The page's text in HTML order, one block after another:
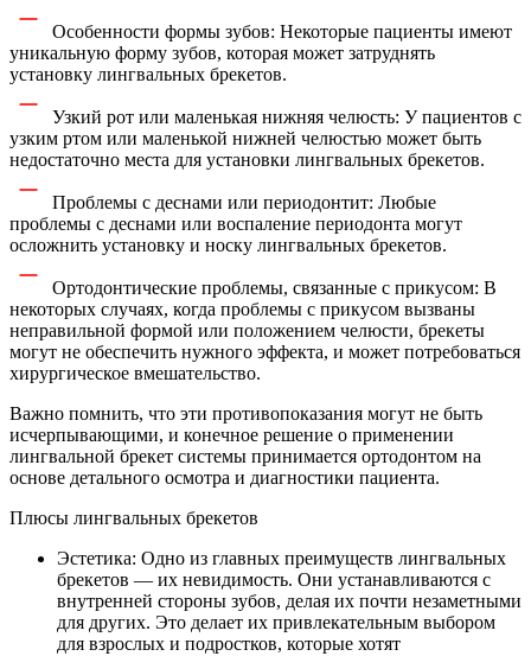
Особенности формы зубов: Некоторые пациенты имеют
уникальную форму зубов, которая может затруднять
установку лингвальных брекетов.
Узкий рот или маленькая нижняя челюсть: У пациентов с
узким ртом или маленькой нижней челюстью может быть
недостаточно места для установки лингвальных брекетов.
Проблемы с деснами или периодонтит: Любые
проблемы с деснами или воспаление периодонта могут
осложнить установку и носку лингвальных брекетов.
Ортодонтические проблемы, связанные с прикусом: В
некоторых случаях, когда проблемы с прикусом вызваны
неправильной формой или положением челюсти, брекеты
могут не обеспечить нужного эффекта, и может потребоваться
хирургическое вмешательство.
Важно помнить, что эти противопоказания могут не быть
исчерпывающими, и конечное решение о применении
лингвальной брекет системы принимается ортодонтом на
основе детального осмотра и диагностики пациента.
Плюсы лингвальных брекетов
Эстетика: Одно из главных преимуществ лингвальных
брекетов — их невидимость. Они устанавливаются с
внутренней стороны зубов, делая их почти незаметными
для других. Это делает их привлекательным выбором
для взрослых и подростков, которые хотят